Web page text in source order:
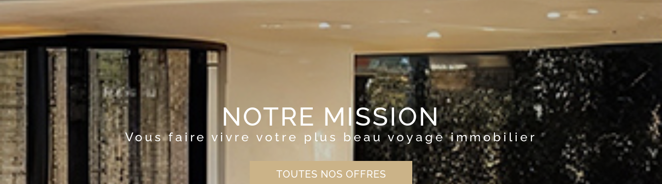
NOTRE MISSION
Vous faire vivre votre plus beau voyage immobilier
TOUTES NOS OFFRES